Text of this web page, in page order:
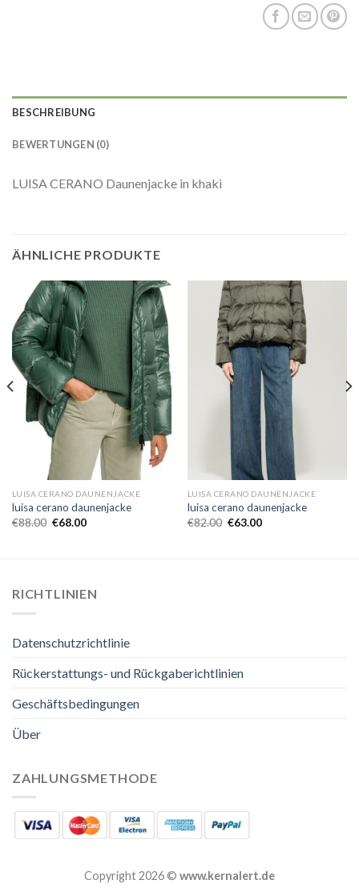
BESCHREIBUNG
BEWERTUNGEN (0)
LUISA CERANO Daunenjacke in khaki
ÄHNLICHE PRODUKTE
LUISA CERANO DAUNENJACKE
luisa cerano daunenjacke
€88.00 €68.00
LUISA CERANO DAUNENJACKE
luisa cerano daunenjacke
€82.00 €63.00
RICHTLINIEN
Datenschutzrichtlinie
Rückerstattungs- und Rückgaberichtlinien
Geschäftsbedingungen
Über
ZAHLUNGSMETHODE
Copyright 2026 © www.kernalert.de